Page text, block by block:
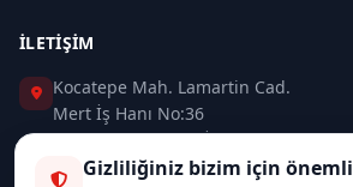
İLETIŞIM
Kocatepe Mah. Lamartin Cad.
Mert İş Hanı No:36
Taksim / Beyoğlu / İSTANBUL
Gizliliğiniz bizim için önemli